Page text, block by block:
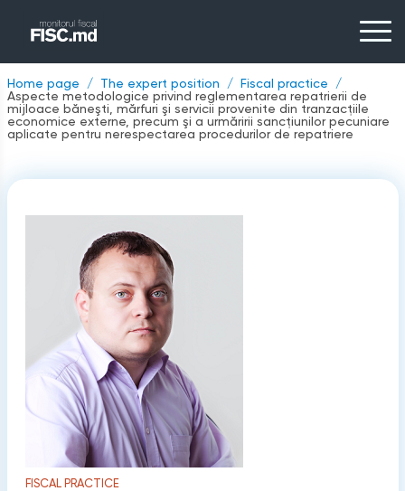
Home page The expert position
Fiscal practice
Aspecte metodologice privind reglementarea repatrierii de
mijloace băneşti, mărfuri şi servicii provenite din tranzacţiile
economice externe, precum şi a urmăririi sancţiunilor pecuniare
aplicate pentru nerespectarea procedurilor de repatriere
FISCAL PRACTICE